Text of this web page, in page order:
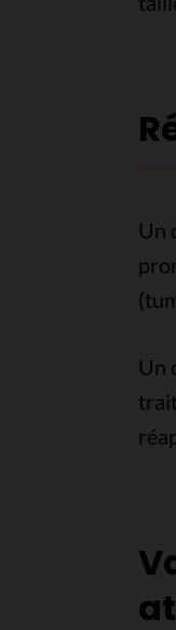
Un
Un